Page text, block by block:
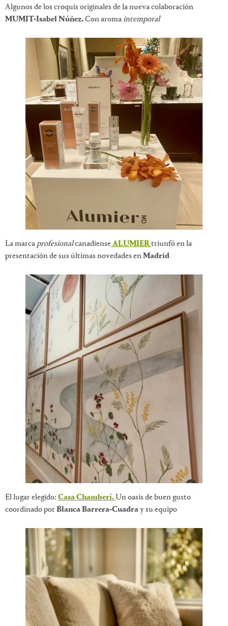
Algunos de los croquis originales de la nueva colaboración
MUMIT-Isabel Núñez.Con aromaintemporal
La marca profesionalcanadienseALUMIERtriunfó en la
presentación de sus últimas novedades enMadrid
El lugar elegido: Casa Chamberí. Un oasis de buen gusto
coordinado porBlanca Barrera-Cuadray su equipo